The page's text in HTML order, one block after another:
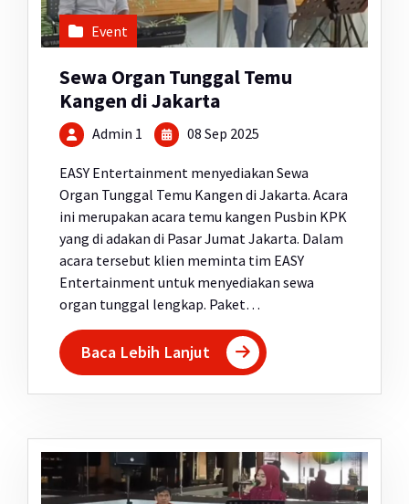
Event
Sewa Organ Tunggal Temu
Kangen di Jakarta
Admin 1 08 Sep 2025
EASY Entertainment menyediakan Sewa
Organ Tunggal Temu Kangen di Jakarta. Acara
ini merupakan acara temu kangen Pusbin KPK
yang di adakan di Pasar Jumat Jakarta. Dalam
acara tersebut klien meminta tim EASY
Entertainment untuk menyediakan sewa
organ tunggal lengkap. Paket…
Baca Lebih Lanjut